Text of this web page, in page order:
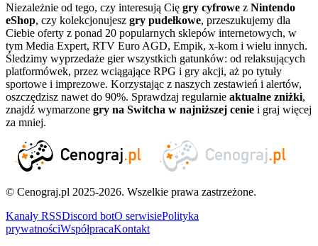
Niezależnie od tego, czy interesują Cię gry cyfrowe z Nintendo
eShop, czy kolekcjonujesz gry pudełkowe, przeszukujemy dla
Ciebie oferty z ponad 20 popularnych sklepów internetowych, w
tym Media Expert, RTV Euro AGD, Empik, x-kom i wielu innych.
Śledzimy wyprzedaże gier wszystkich gatunków: od relaksujących
platformówek, przez wciągające RPG i gry akcji, aż po tytuły
sportowe i imprezowe. Korzystając z naszych zestawień i alertów,
oszczędzisz nawet do 90%. Sprawdzaj regularnie aktualne zniżki,
znajdź wymarzone gry na Switcha w najniższej cenie i graj więcej
za mniej.
© Cenograj.pl 2025-2026. Wszelkie prawa zastrzeżone.
Kanały RSSDiscord botO serwisiePolityka
prywatnościWspółpracaKontakt